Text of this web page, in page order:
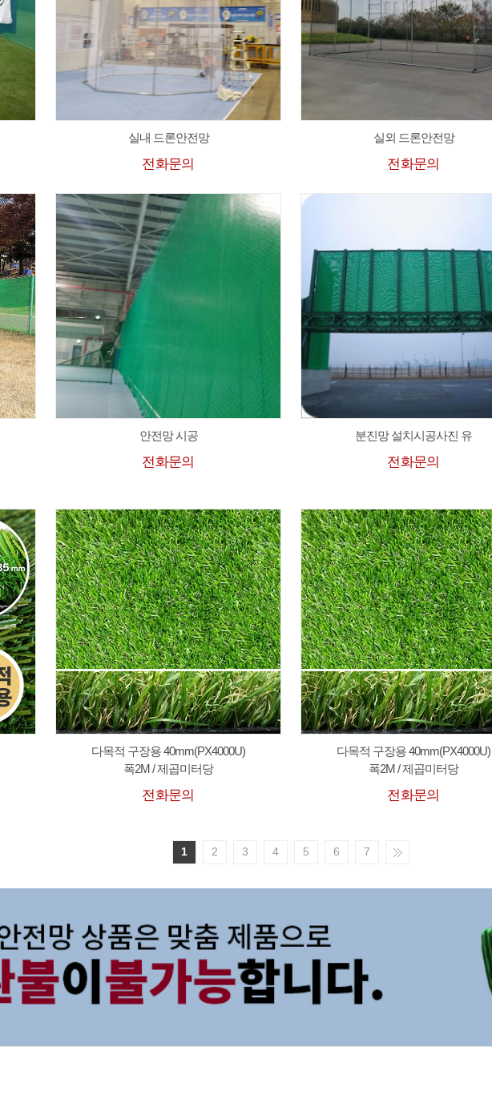
실내 드론안전망
전화문의
실외 드론안전망
전화문의
안전망 시공
전화문의
분진망 설치시공사진 유
전화문의
다목적 구장용 40mm(PX4000U)
폭2M / 제곱미터당
전화문의
다목적 구장용 40mm(PX4000U)
폭2M / 제곱미터당
전화문의
1 2 3 4 5 6 7